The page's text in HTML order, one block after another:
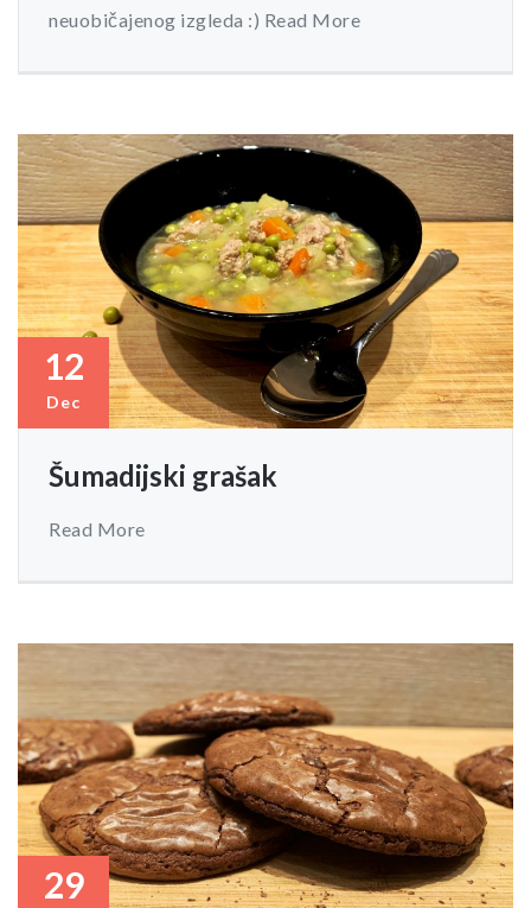
neuobičajenog izgleda :) Read More
12
Dec
Šumadijski grašak
Read More
29